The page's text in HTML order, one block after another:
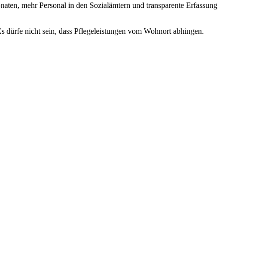
mehr Personal in den Sozialämtern und transparente Erfassung
dürfe nicht sein, dass Pflegeleistungen vom Wohnort abhingen.